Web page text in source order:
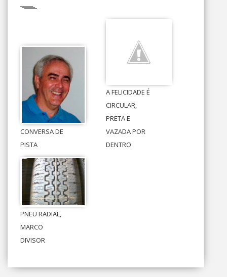
CONVERSA DE
PISTA
A FELICIDADE É
CIRCULAR,
PRETA E
VAZADA POR
DENTRO
PNEU RADIAL,
MARCO
DIVISOR